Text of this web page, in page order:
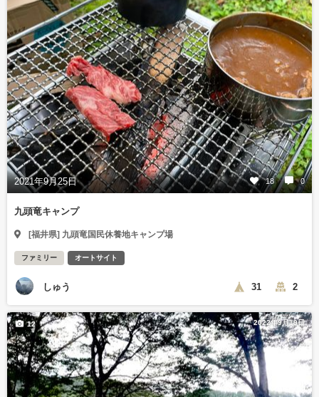
2021年9月25日 18 0
九頭竜キャンプ
[福井県] 九頭竜国民休養地キャンプ場
ファミリー オートサイト
しゅう 31 2
2022年9月19日
12